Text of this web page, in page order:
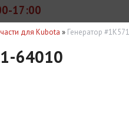
17:00
для Kubota » Генератор
64010